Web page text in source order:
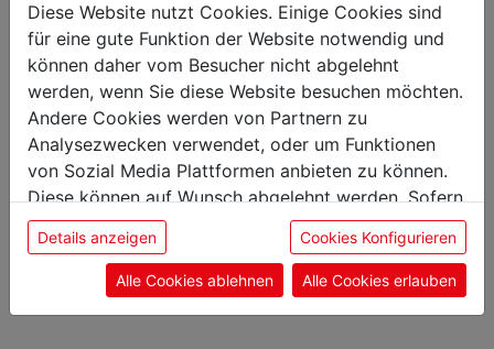
Das könnte Sie auch
interessieren
Diese Website nutzt Cookies. Einige Cookies sind
für eine gute Funktion der Website notwendig und
können daher vom Besucher nicht abgelehnt
werden, wenn Sie diese Website besuchen möchten.
Andere Cookies werden von Partnern zu
Analysezwecken verwendet, oder um Funktionen
von Sozial Media Plattformen anbieten zu können.
Diese können auf Wunsch abgelehnt werden. Sofern
sie unsere Webseite weiter nutzen, geben Sie
Einwilligung zu unseren Cookies.
Details anzeigen Cookies Konfigurieren
Alle Cookies ablehnen Alle Cookies erlauben